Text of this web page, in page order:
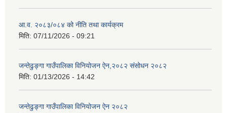
आ.व. २०८३/०८४ को नीति तथा कार्यक्रम
मिति: 07/11/2026 - 09:21
जन्तेढुङ्गा गाउँपालिका विनियोजन ऐन,२०८२ संसोधन २०८२
मिति: 01/13/2026 - 14:42
जन्तेढुङ्गा गाउँपालिका विनियोजन ऐन २०८२